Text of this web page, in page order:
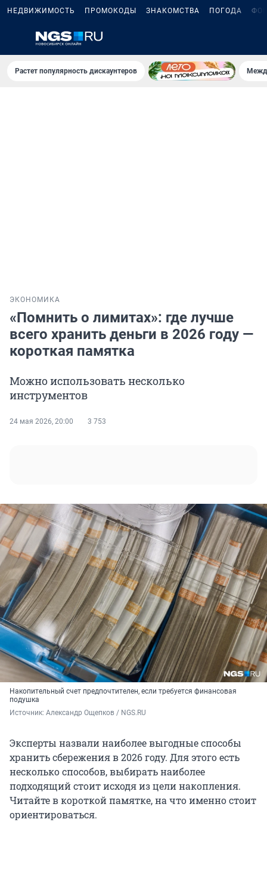
НЕДВИЖИМОСТЬ ПРОМОКОДЫ ЗНАКОМСТВА ПОГОДА
Растет популярность дискаунтеров
ЭКОНОМИКА
«Помнить о лимитах»: где лучше
всего хранить деньги в 2026 году —
короткая памятка
Можно использовать несколько
инструментов
24 мая 2026, 20:00 3 753
Накопительный счет предпочтителен, если требуется финансовая
подушка
Источник: Александр Ощепков / NGS.RU
Эксперты назвали наиболее выгодные способы
хранить сбережения в 2026 году. Для этого есть
несколько способов, выбирать наиболее
подходящий стоит исходя из цели накопления.
Читайте в короткой памятке, на что именно стоит
ориентироваться.